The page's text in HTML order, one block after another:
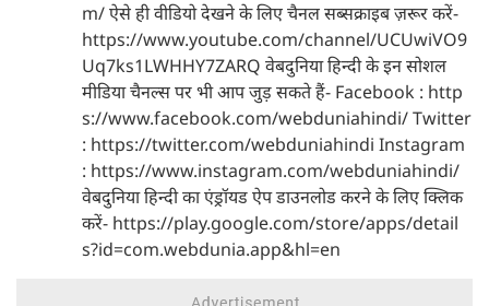
m/ ऐसे ही वीडियो देखने के लिए चैनल सब्सक्राइब ज़रूर करें-
https://www.youtube.com/channel/UCUwiVO9
Uq7ks1LWHHY7ZARQ वेबदुनिया हिन्दी के इन सोशल
मीडिया चैनल्स पर भी आप जुड़ सकते हैं- Facebook : http
s://www.facebook.com/webduniahindi/ Twitter
: https://twitter.com/webduniahindi Instagram
: https://www.instagram.com/webduniahindi/
वेबदुनिया हिन्दी का एंड्रॉयड ऐप डाउनलोड करने के लिए क्लिक
करें- https://play.google.com/store/apps/detail
s?id=com.webdunia.app&hl=en